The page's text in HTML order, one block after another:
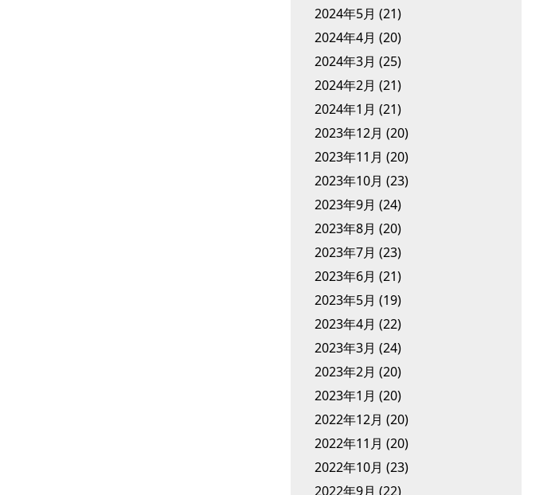
2024年5月 (21)
2024年4月 (20)
2024年3月 (25)
2024年2月 (21)
2024年1月 (21)
2023年12月 (20)
2023年11月 (20)
2023年10月 (23)
2023年9月 (24)
2023年8月 (20)
2023年7月 (23)
2023年6月 (21)
2023年5月 (19)
2023年4月 (22)
2023年3月 (24)
2023年2月 (20)
2023年1月 (20)
2022年12月 (20)
2022年11月 (20)
2022年10月 (23)
2022年9月 (22)